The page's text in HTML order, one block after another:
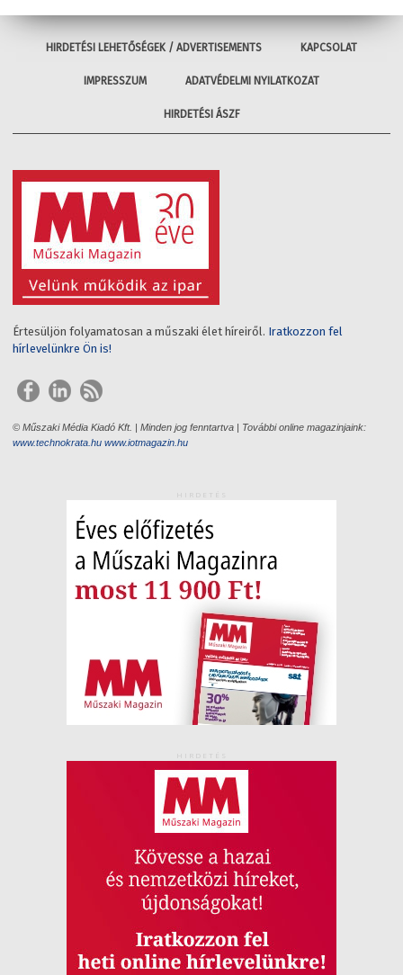
HIRDETÉSI LEHETŐSÉGEK / ADVERTISEMENTS KAPCSOLAT
IMPRESSZUM ADATVÉDELMI NYILATKOZAT
HIRDETÉSI ÁSZF
Értesüljön folyamatosan a műszaki élet híreiről. Iratkozzon fel
hírlevelünkre Ön is!
© Műszaki Média Kiadó Kft. | Minden jog fenntartva | További online magazinjaink:
www.technokrata.hu www.iotmagazin.hu
HIRDETÉS
HIRDETÉS